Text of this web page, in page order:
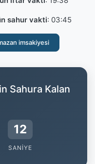
sahur vakti: 03:45
imsakiyesi
Sahura Kalan
11
SANIYE